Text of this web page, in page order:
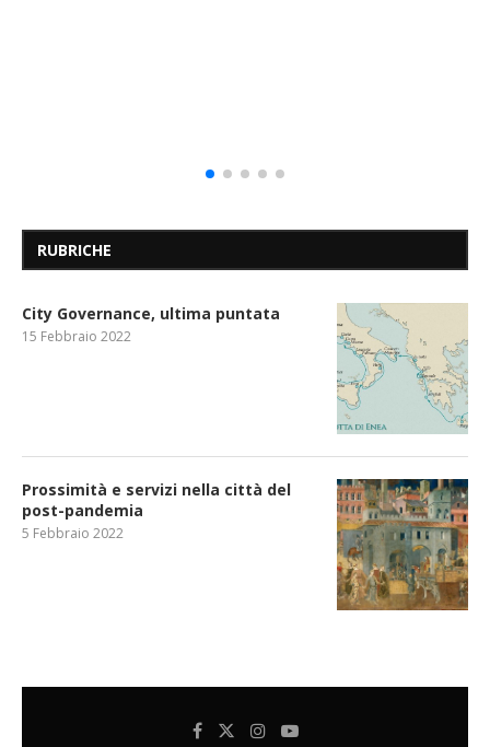
RUBRICHE
City Governance, ultima puntata
15 Febbraio 2022
Prossimità e servizi nella città del
post-pandemia
5 Febbraio 2022